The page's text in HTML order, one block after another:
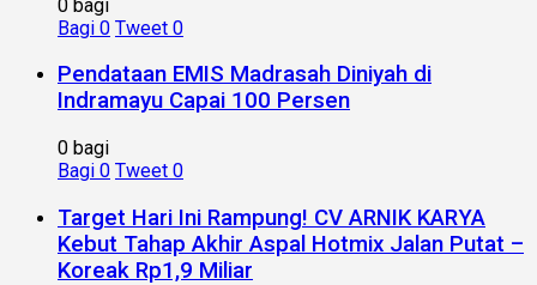
0 bagi
Bagi 0 Tweet 0
Pendataan EMIS Madrasah Diniyah di
Indramayu Capai 100 Persen
0 bagi
Bagi 0 Tweet 0
Target Hari Ini Rampung! CV ARNIK KARYA
Kebut Tahap Akhir Aspal Hotmix Jalan Putat –
Koreak Rp1,9 Miliar